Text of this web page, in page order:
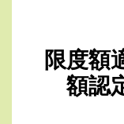
限度額
額認